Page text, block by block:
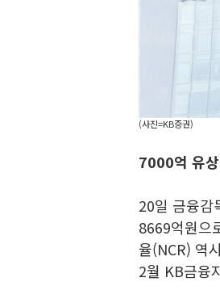
(사진=KB증권)
7000억 유
20일 금융감
8669억원으
율(NCR) 역
2월 KB금융